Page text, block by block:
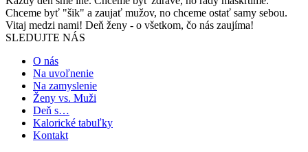
Chceme byť "šik" a zaujať mužov, no chceme ostať samy sebou.
Vitaj medzi nami! Deň ženy - o všetkom, čo nás zaujíma!
SLEDUJTE NÁS
O nás
Na uvoľnenie
Na zamyslenie
Ženy vs. Muži
Deň s…
Kalorické tabuľky
Kontakt